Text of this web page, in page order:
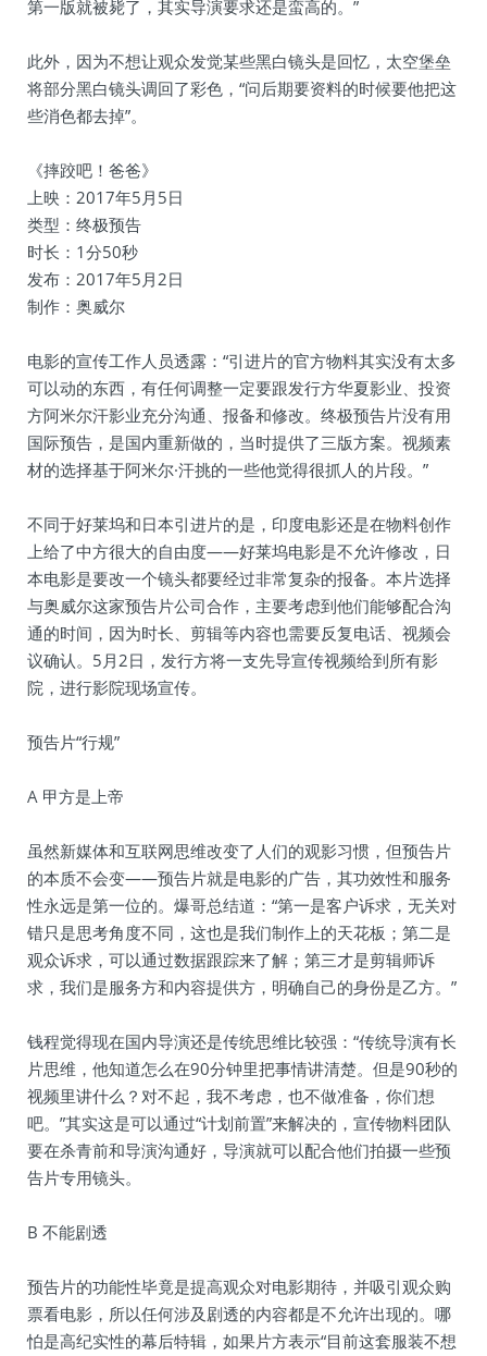
第一版就被毙了，其实导演要求还是蛮高的。”
此外，因为不想让观众发觉某些黑白镜头是回忆，太空堡垒
将部分黑白镜头调回了彩色，“问后期要资料的时候要他把这
些消色都去掉”。
《摔跤吧！爸爸》
上映：2017年5月5日
类型：终极预告
时长：1分50秒
发布：2017年5月2日
制作：奥威尔
电影的宣传工作人员透露：“引进片的官方物料其实没有太多
可以动的东西，有任何调整一定要跟发行方华夏影业、投资
方阿米尔汗影业充分沟通、报备和修改。终极预告片没有用
国际预告，是国内重新做的，当时提供了三版方案。视频素
材的选择基于阿米尔·汗挑的一些他觉得很抓人的片段。”
不同于好莱坞和日本引进片的是，印度电影还是在物料创作
上给了中方很大的自由度——好莱坞电影是不允许修改，日
本电影是要改一个镜头都要经过非常复杂的报备。本片选择
与奥威尔这家预告片公司合作，主要考虑到他们能够配合沟
通的时间，因为时长、剪辑等内容也需要反复电话、视频会
议确认。5月2日，发行方将一支先导宣传视频给到所有影
院，进行影院现场宣传。
预告片“行规”
A 甲方是上帝
虽然新媒体和互联网思维改变了人们的观影习惯，但预告片
的本质不会变——预告片就是电影的广告，其功效性和服务
性永远是第一位的。爆哥总结道：“第一是客户诉求，无关对
错只是思考角度不同，这也是我们制作上的天花板；第二是
观众诉求，可以通过数据跟踪来了解；第三才是剪辑师诉
求，我们是服务方和内容提供方，明确自己的身份是乙方。”
钱程觉得现在国内导演还是传统思维比较强：“传统导演有长
片思维，他知道怎么在90分钟里把事情讲清楚。但是90秒的
视频里讲什么？对不起，我不考虑，也不做准备，你们想
吧。”其实这是可以通过“计划前置”来解决的，宣传物料团队
要在杀青前和导演沟通好，导演就可以配合他们拍摄一些预
告片专用镜头。
B 不能剧透
预告片的功能性毕竟是提高观众对电影期待，并吸引观众购
票看电影，所以任何涉及剧透的内容都是不允许出现的。哪
怕是高纪实性的幕后特辑，如果片方表示“目前这套服装不想